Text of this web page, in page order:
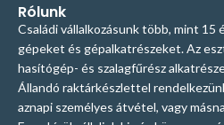
Rólunk
Családi vállalkozásunk több, mint 15
gépeket és gépalkatrészeket. Az
hasítógép- és szalagfűrész
Állandó raktárkészlettel
aznapi személyes átvétel, vagy